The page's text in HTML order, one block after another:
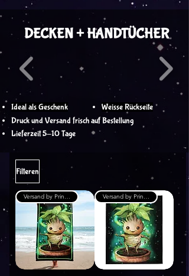
DECKEN + HANDTÜCHER
Ideal als Geschenk
Weisse Rückseite
Druck und Versand frisch auf Bestellung
Lieferzeit 5-10 Tage
Filteren
Versand by Printful Versand by Printful